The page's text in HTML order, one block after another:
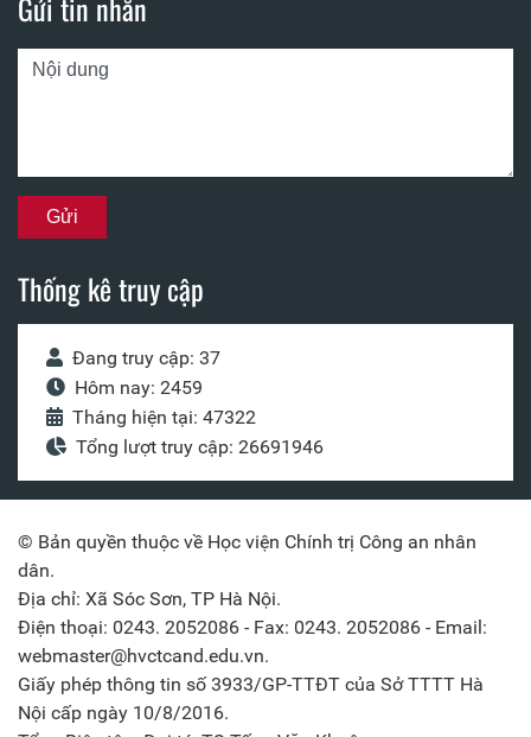
Gửi tin nhắn
Thống kê truy cập
Đang truy cập: 37
Hôm nay: 2459
Tháng hiện tại: 47322
Tổng lượt truy cập: 26691946
© Bản quyền thuộc về Học viện Chính trị Công an nhân
dân.
Địa chỉ: Xã Sóc Sơn, TP Hà Nội.
Điện thoại: 0243. 2052086 - Fax: 0243. 2052086 - Email:
webmaster@hvctcand.edu.vn.
Giấy phép thông tin số 3933/GP-TTĐT của Sở TTTT Hà
Nội cấp ngày 10/8/2016.